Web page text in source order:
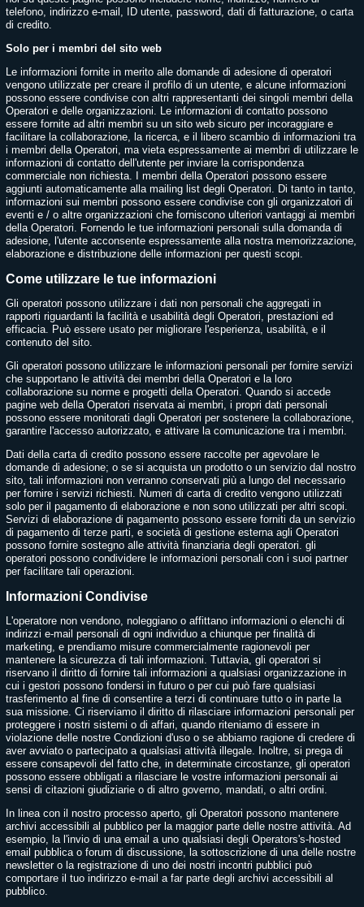
telefono, indirizzo e-mail, ID utente, password, dati di fatturazione, o carta
di credito.
Solo per i membri del sito web
Le informazioni fornite in merito alle domande di adesione di operatori
vengono utilizzate per creare il profilo di un utente, e alcune informazioni
possono essere condivise con altri rappresentanti dei singoli membri della
Operatori e delle organizzazioni. Le informazioni di contatto possono
essere fornite ad altri membri su un sito web sicuro per incoraggiare e
facilitare la collaborazione, la ricerca, e il libero scambio di informazioni tra
i membri della Operatori, ma vieta espressamente ai membri di utilizzare le
informazioni di contatto dell'utente per inviare la corrispondenza
commerciale non richiesta. I membri della Operatori possono essere
aggiunti automaticamente alla mailing list degli Operatori. Di tanto in tanto,
informazioni sui membri possono essere condivise con gli organizzatori di
eventi e / o altre organizzazioni che forniscono ulteriori vantaggi ai membri
della Operatori. Fornendo le tue informazioni personali sulla domanda di
adesione, l'utente acconsente espressamente alla nostra memorizzazione,
elaborazione e distribuzione delle informazioni per questi scopi.
Come utilizzare le tue informazioni
Gli operatori possono utilizzare i dati non personali che aggregati in
rapporti riguardanti la facilità e usabilità degli Operatori, prestazioni ed
efficacia. Può essere usato per migliorare l'esperienza, usabilità, e il
contenuto del sito.
Gli operatori possono utilizzare le informazioni personali per fornire servizi
che supportano le attività dei membri della Operatori e la loro
collaborazione su norme e progetti della Operatori. Quando si accede
pagine web della Operatori riservata ai membri, i propri dati personali
possono essere monitorati dagli Operatori per sostenere la collaborazione,
garantire l'accesso autorizzato, e attivare la comunicazione tra i membri.
Dati della carta di credito possono essere raccolte per agevolare le
domande di adesione; o se si acquista un prodotto o un servizio dal nostro
sito, tali informazioni non verranno conservati più a lungo del necessario
per fornire i servizi richiesti. Numeri di carta di credito vengono utilizzati
solo per il pagamento di elaborazione e non sono utilizzati per altri scopi.
Servizi di elaborazione di pagamento possono essere forniti da un servizio
di pagamento di terze parti, e società di gestione esterna agli Operatori
possono fornire sostegno alle attività finanziaria degli operatori. gli
operatori possono condividere le informazioni personali con i suoi partner
per facilitare tali operazioni.
Informazioni Condivise
L'operatore non vendono, noleggiano o affittano informazioni o elenchi di
indirizzi e-mail personali di ogni individuo a chiunque per finalità di
marketing, e prendiamo misure commercialmente ragionevoli per
mantenere la sicurezza di tali informazioni. Tuttavia, gli operatori si
riservano il diritto di fornire tali informazioni a qualsiasi organizzazione in
cui i gestori possono fondersi in futuro o per cui può fare qualsiasi
trasferimento al fine di consentire a terzi di continuare tutto o in parte la
sua missione. Ci riserviamo il diritto di rilasciare informazioni personali per
proteggere i nostri sistemi o di affari, quando riteniamo di essere in
violazione delle nostre Condizioni d'uso o se abbiamo ragione di credere di
aver avviato o partecipato a qualsiasi attività illegale. Inoltre, si prega di
essere consapevoli del fatto che, in determinate circostanze, gli operatori
possono essere obbligati a rilasciare le vostre informazioni personali ai
sensi di citazioni giudiziarie o di altro governo, mandati, o altri ordini.
In linea con il nostro processo aperto, gli Operatori possono mantenere
archivi accessibili al pubblico per la maggior parte delle nostre attività. Ad
esempio, la l'invio di una email a uno qualsiasi degli Operators's-hosted
email pubblica o forum di discussione, la sottoscrizione di una delle nostre
newsletter o la registrazione di uno dei nostri incontri pubblici può
comportare il tuo indirizzo e-mail a far parte degli archivi accessibili al
pubblico.